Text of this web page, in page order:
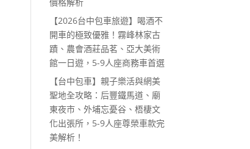
價格解析
【2026台中包車旅遊】喝酒不
開車的極致優雅！霧峰林家古
蹟、農會酒莊品茗、亞大美術
館一日遊，5-9人座商務車首選
【台中包車】親子樂活與網美
聖地全攻略：后豐鐵馬道、廟
東夜市、外埔忘憂谷、梧棲文
化出張所，5-9人座尊榮車款完
美解析！